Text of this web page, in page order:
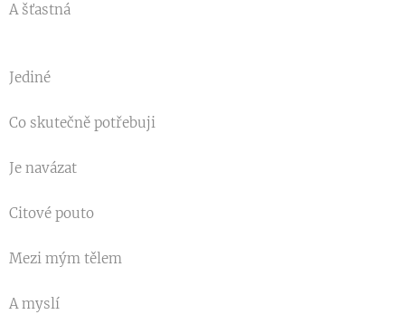
A šťastná
Jediné
Co skutečně potřebuji
Je navázat
Citové pouto
Mezi mým tělem
A myslí